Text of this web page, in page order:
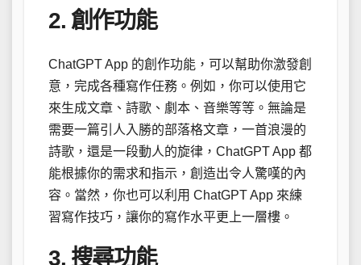
2. 創作功能
ChatGPT App 的創作功能，可以幫助你激發創
意，完成各種寫作任務。例如，你可以使用它
來生成文章、詩歌、劇本、音樂等等。無論是
需要一篇引人入勝的部落格文章，一首浪漫的
詩歌，還是一段動人的旋律，ChatGPT App 都
能根據你的需求和指示，創造出令人驚嘆的內
容。當然，你也可以利用 ChatGPT App 來練
習寫作技巧，讓你的寫作水平更上一層樓。
3. 搜尋功能